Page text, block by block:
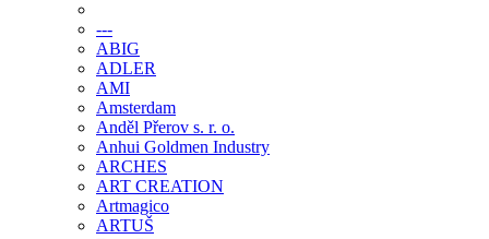
---
ABIG
ADLER
AMI
Amsterdam
Anděl Přerov s. r. o.
Anhui Goldmen Industry
ARCHES
ART CREATION
Artmagico
ARTUŠ